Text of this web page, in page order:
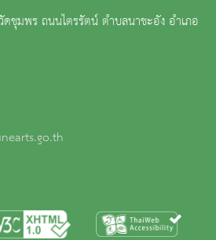
ดชุมพร ถนนไตรรัตน์ ตำบลนาชะอัง อำเภอ